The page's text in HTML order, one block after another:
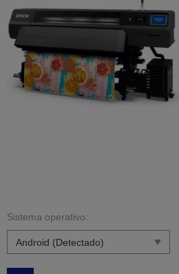
Sistema operativo: